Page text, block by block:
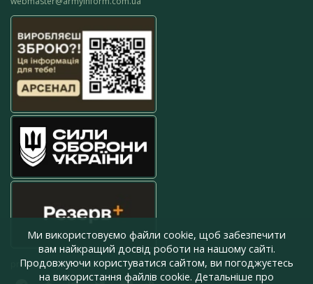
press@armyinform.com.ua
Ми використовуємо файли cookie, щоб забезпечити
вам найкращий досвід роботи на нашому сайті.
Продовжуючи користуватися сайтом, ви погоджуєтесь
на використання файлів cookie. Детальніше про